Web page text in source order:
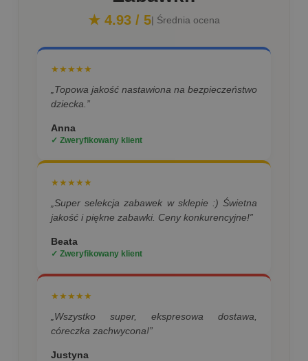
★ 4.93 / 5| Średnia ocena
★★★★★
„Topowa jakość nastawiona na bezpieczeństwo
dziecka.”
Anna
✓ Zweryfikowany klient
★★★★★
„Super selekcja zabawek w sklepie :) Świetna
jakość i piękne zabawki. Ceny konkurencyjne!”
Beata
✓ Zweryfikowany klient
★★★★★
„Wszystko super, ekspresowa dostawa,
córeczka zachwycona!”
Justyna